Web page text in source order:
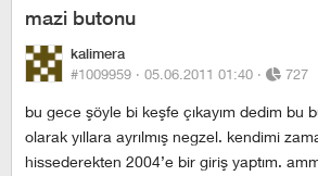
mazi butonu
kalimera
#1009959 · 05.06.2011 01:40 · 727
bu gece şöyle bi keşfe çıkayım dedim bu
olarak yıllara ayrılmış negzel. kendimi
hissederekten 2004’e bir giriş yaptım.